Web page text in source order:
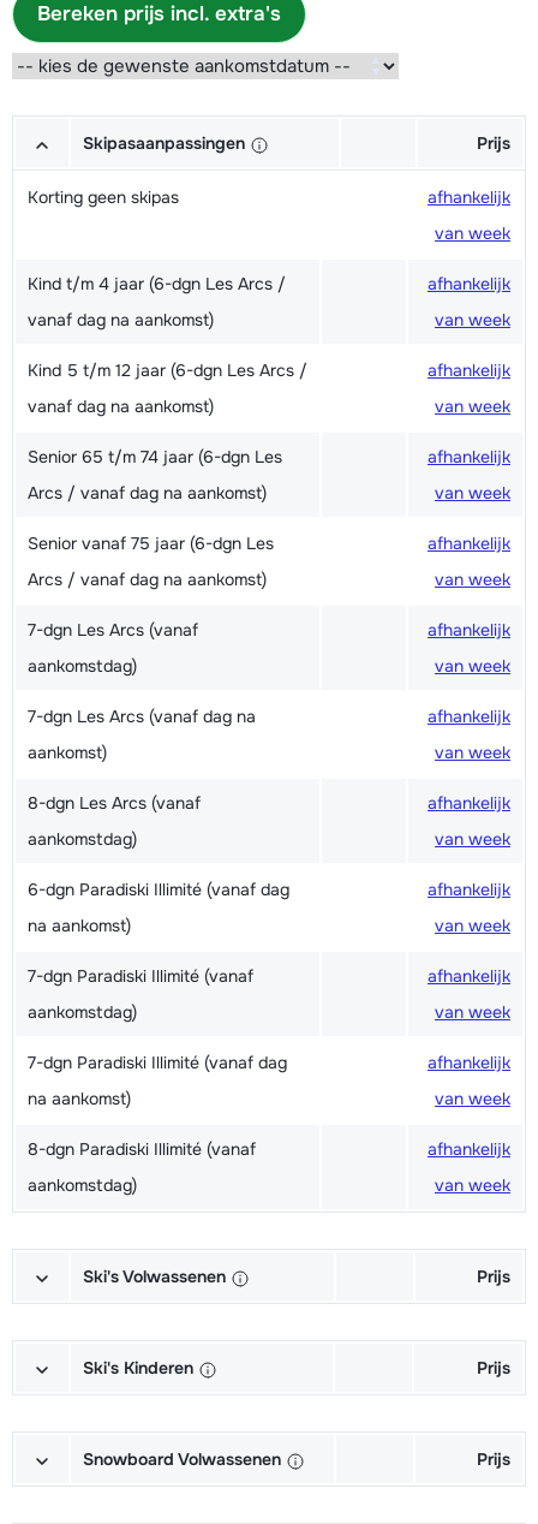
Bereken prijs incl. extra's
Skipasaanpassingen Prijs
Korting geen skipas
afhankelijk
van week
Kind t/m 4 jaar (6-dgn Les Arcs /
vanaf dag na aankomst)
afhankelijk
van week
Kind 5 t/m 12 jaar (6-dgn Les Arcs /
vanaf dag na aankomst)
afhankelijk
van week
Senior 65 t/m 74 jaar (6-dgn Les
Arcs / vanaf dag na aankomst)
afhankelijk
van week
Senior vanaf 75 jaar (6-dgn Les
Arcs / vanaf dag na aankomst)
afhankelijk
van week
7-dgn Les Arcs (vanaf
aankomstdag)
afhankelijk
van week
7-dgn Les Arcs (vanaf dag na
aankomst)
afhankelijk
van week
8-dgn Les Arcs (vanaf
aankomstdag)
afhankelijk
van week
6-dgn Paradiski Illimité (vanaf dag
na aankomst)
afhankelijk
van week
7-dgn Paradiski Illimité (vanaf
aankomstdag)
afhankelijk
van week
7-dgn Paradiski Illimité (vanaf dag
na aankomst)
afhankelijk
van week
8-dgn Paradiski Illimité (vanaf
aankomstdag)
afhankelijk
van week
Ski's Volwassenen Prijs
Schoenen + Stokken (6/7 dagen)
van week
Stokken (6/7 dagen)
van week
Ski's Kinderen Prijs
Schoenen + Stokken (6/7 dagen)
van week
Snowboard Volwassenen Prijs